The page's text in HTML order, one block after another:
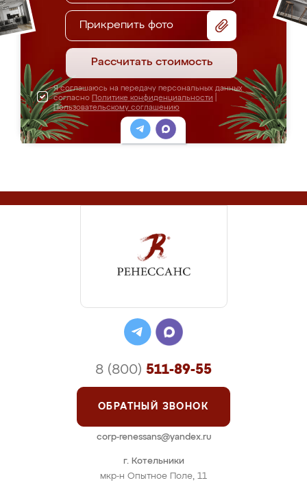
Прикрепить фото
Рассчитать стоимость
Я соглашаюсь на передачу персональных данных
согласно Политике конфиденциальности
Пользовательскому соглашению
г. Котельники
мкр-н Опытное Поле, 11
8 (800) 511-89-55
ОБРАТНЫЙ ЗВОНОК
corp-renessans@yandex.ru